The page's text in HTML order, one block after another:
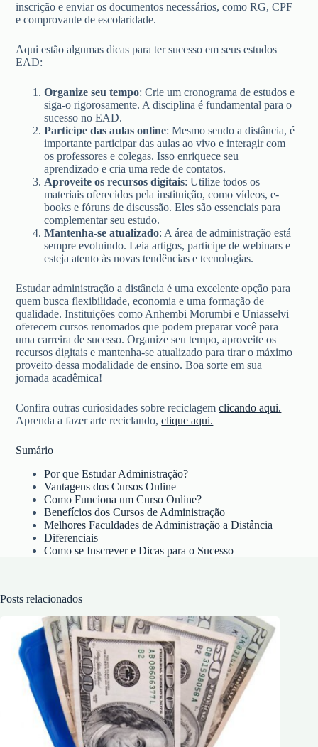
inscrição e enviar os documentos necessários, como RG, CPF
e comprovante de escolaridade.
Aqui estão algumas dicas para ter sucesso em seus estudos
EAD:
Organize seu tempo: Crie um cronograma de estudos e
siga-o rigorosamente. A disciplina é fundamental para o
sucesso no EAD.
Participe das aulas online: Mesmo sendo a distância, é
importante participar das aulas ao vivo e interagir com
os professores e colegas. Isso enriquece seu
aprendizado e cria uma rede de contatos.
Aproveite os recursos digitais: Utilize todos os
materiais oferecidos pela instituição, como vídeos, e-
books e fóruns de discussão. Eles são essenciais para
complementar seu estudo.
Mantenha-se atualizado: A área de administração está
sempre evoluindo. Leia artigos, participe de webinars e
esteja atento às novas tendências e tecnologias.
Estudar administração a distância é uma excelente opção para
quem busca flexibilidade, economia e uma formação de
qualidade. Instituições como Anhembi Morumbi e Uniasselvi
oferecem cursos renomados que podem preparar você para
uma carreira de sucesso. Organize seu tempo, aproveite os
recursos digitais e mantenha-se atualizado para tirar o máximo
proveito dessa modalidade de ensino. Boa sorte em sua
jornada acadêmica!
Confira outras curiosidades sobre reciclagemclicando aqui.
Aprenda a fazer arte reciclando,clique aqui.
Sumário
Por que Estudar Administração?
Vantagens dos Cursos Online
Como Funciona um Curso Online?
Benefícios dos Cursos de Administração
Melhores Faculdades de Administração a Distância
Diferenciais
Como se Inscrever e Dicas para o Sucesso
Posts relacionados